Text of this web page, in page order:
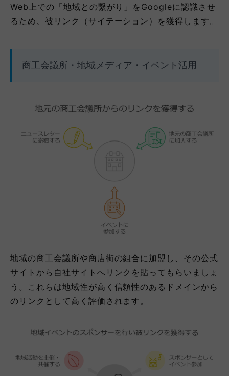
Web上での「地域との繋がり」をGoogleに認識させ
るため、被リンク（サイテーション）を獲得します。
商工会議所・地域メディア・イベント活用
地域の商工会議所や商店街の組合に加盟し、その公式
サイトから自社サイトへリンクを貼ってもらいましょ
う。これらは地域性が高く信頼性のあるドメインから
のリンクとして高く評価されます。